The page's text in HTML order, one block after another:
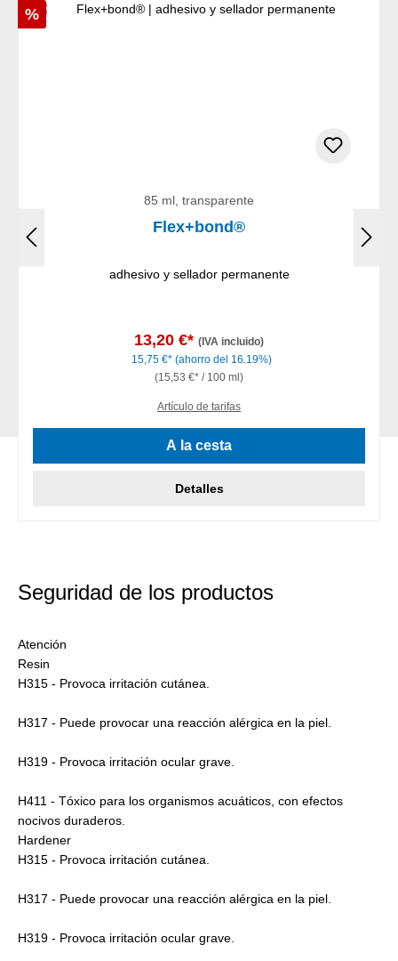
Descuento
%
85 ml, transparente
Flex+bond®
adhesivo y sellador permanente
13,20 €* (IVA incluido)
15,75 €* (ahorro del 16.19%)
(15,53 €* / 100 ml)
Artículo de tarifas
A la cesta
Detalles
Seguridad de los productos
Atención
Resin
H315 - Provoca irritación cutánea.
H317 - Puede provocar una reacción alérgica en la piel.
H319 - Provoca irritación ocular grave.
H411 - Tóxico para los organismos acuáticos, con efectos
nocivos duraderos.
Hardener
H315 - Provoca irritación cutánea.
H317 - Puede provocar una reacción alérgica en la piel.
H319 - Provoca irritación ocular grave.